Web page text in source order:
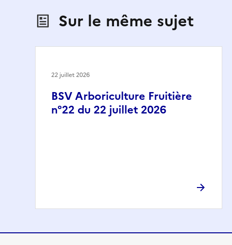
Sur le même sujet
BSV Arboriculture Fruitière
n°22 du 22 juillet 2026
22 juillet 2026